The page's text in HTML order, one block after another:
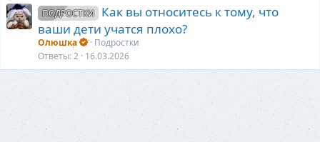
ПОДРОСТКИ
Как вы относитесь к тому, что
ваши дети учатся плохо?
Олюшка
Подростки
Ответы 2 16.03.2026